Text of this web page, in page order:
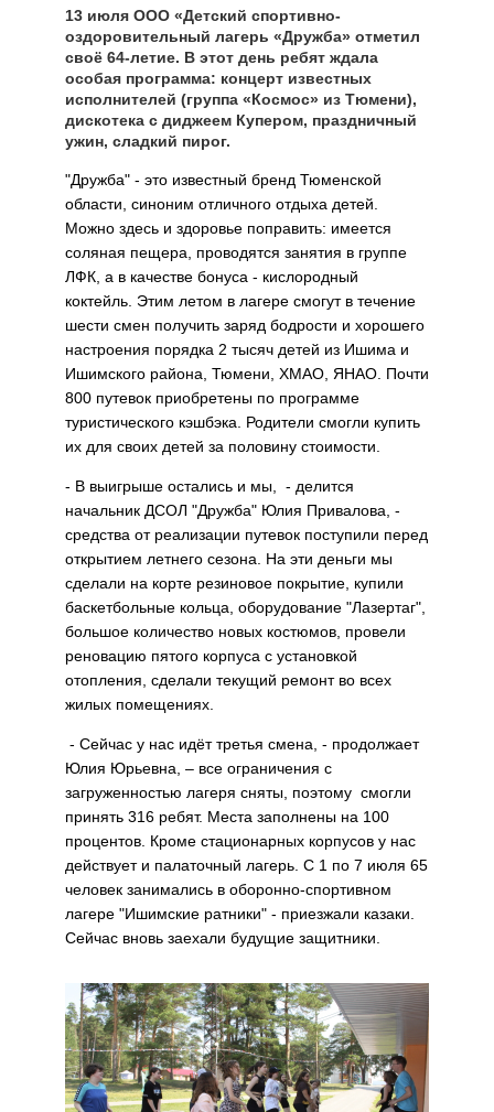
13 июля ООО «Детский спортивно-
оздоровительный лагерь «Дружба» отметил
своё 64-летие. В этот день ребят ждала
особая программа: концерт известных
исполнителей (группа «Космос» из Тюмени),
дискотека с диджеем Купером, праздничный
ужин, сладкий пирог.
"Дружба" - это известный бренд Тюменской
области, синоним отличного отдыха детей.
Можно здесь и здоровье поправить: имеется
соляная пещера, проводятся занятия в группе
ЛФК, а в качестве бонуса - кислородный
коктейль. Этим летом в лагере смогут в течение
шести смен получить заряд бодрости и хорошего
настроения порядка 2 тысяч детей из Ишима и
Ишимского района, Тюмени, ХМАО, ЯНАО. Почти
800 путевок приобретены по программе
туристического кэшбэка. Родители смогли купить
их для своих детей за половину стоимости.
- В выигрыше остались и мы, - делится
начальник ДСОЛ "Дружба" Юлия Привалова, -
средства от реализации путевок поступили перед
открытием летнего сезона. На эти деньги мы
сделали на корте резиновое покрытие, купили
баскетбольные кольца, оборудование "Лазертаг",
большое количество новых костюмов, провели
реновацию пятого корпуса с установкой
отопления, сделали текущий ремонт во всех
жилых помещениях.
- Сейчас у нас идёт третья смена, - продолжает
Юлия Юрьевна, – все ограничения с
загруженностью лагеря сняты, поэтому смогли
принять 316 ребят. Места заполнены на 100
процентов. Кроме стационарных корпусов у нас
действует и палаточный лагерь. С 1 по 7 июля 65
человек занимались в оборонно-спортивном
лагере "Ишимские ратники" - приезжали казаки.
Сейчас вновь заехали будущие защитники.